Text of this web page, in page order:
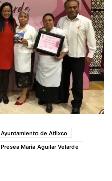
Ayuntamiento de Atlixco
María Aguilar Velarde